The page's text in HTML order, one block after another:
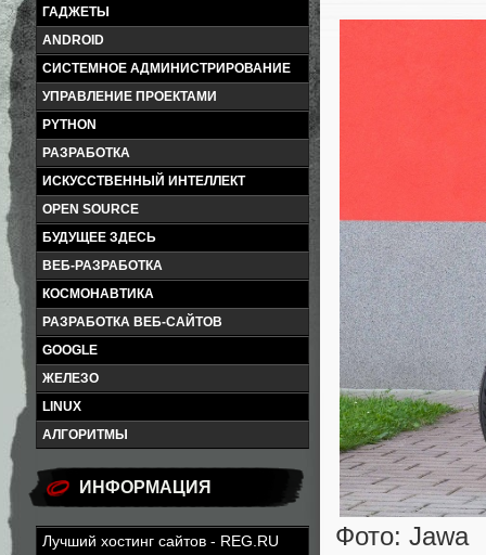
ГАДЖЕТЫ
ANDROID
СИСТЕМНОЕ АДМИНИСТРИРОВАНИЕ
УПРАВЛЕНИЕ ПРОЕКТАМИ
PYTHON
РАЗРАБОТКА
ИСКУССТВЕННЫЙ ИНТЕЛЛЕКТ
OPEN SOURCE
БУДУЩЕЕ ЗДЕСЬ
ВЕБ-РАЗРАБОТКА
КОСМОНАВТИКА
РАЗРАБОТКА ВЕБ-САЙТОВ
GOOGLE
ЖЕЛЕЗО
LINUX
АЛГОРИТМЫ
ИНФОРМАЦИЯ
Лучший хостинг сайтов - REG.RU
Фото: Jawa